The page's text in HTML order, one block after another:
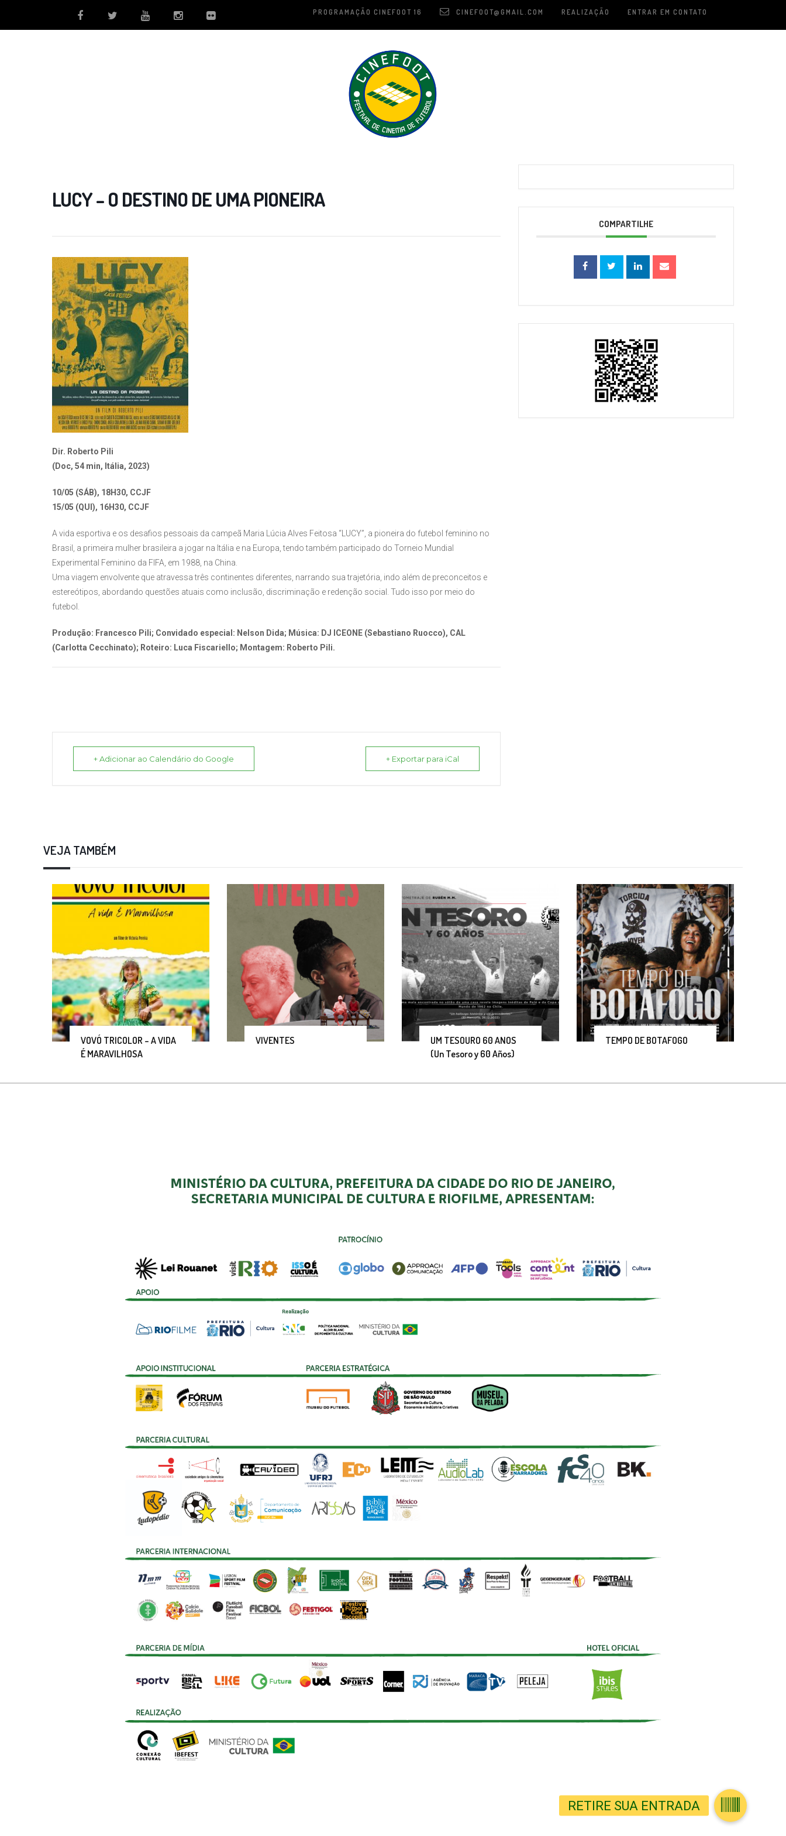
PROGRAMAÇÃO CINEFOOT 16 CINEFOOT@GMAIL.COM REALIZAÇÃO ENTRAR EM CONTATO
LUCY – O DESTINO DE UMA PIONEIRA
Dir. Roberto Pili
(Doc, 54 min, Itália, 2023)
10/05 (SÁB), 18H30, CCJF
15/05 (QUI), 16H30, CCJF
A vida esportiva e os desafios pessoais da campeã Maria Lúcia Alves Feitosa “LUCY”, a pioneira do futebol feminino no
Brasil, a primeira mulher brasileira a jogar na Itália e na Europa, tendo também participado do Torneio Mundial
Experimental Feminino da FIFA, em 1988, na China.
Uma viagem envolvente que atravessa três continentes diferentes, narrando sua trajetória, indo além de preconceitos e
estereótipos, abordando questões atuais como inclusão, discriminação e redenção social. Tudo isso por meio do
futebol.
Produção: Francesco Pili; Convidado especial: Nelson Dida; Música: DJ ICEONE (Sebastiano Ruocco), CAL
(Carlotta Cecchinato); Roteiro: Luca Fiscariello; Montagem: Roberto Pili.
+ Adicionar ao Calendário do Google + Exportar para iCal
COMPARTILHE
VEJA TAMBÉM
VOVÓ TRICOLOR – A VIDA
É MARAVILHOSA
VIVENTES
UM TESOURO 60 ANOS
(Un Tesoro y 60 Años)
TEMPO DE BOTAFOGO